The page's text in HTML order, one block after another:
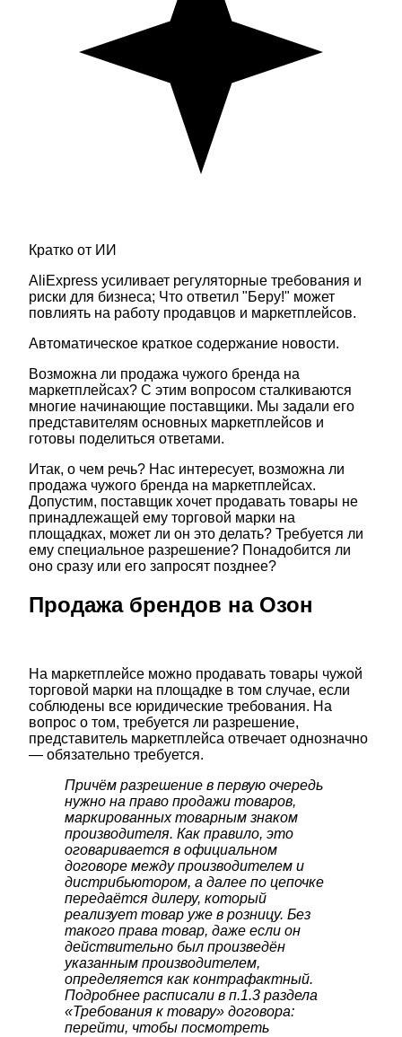
Кратко от ИИ
AliExpress усиливает регуляторные требования и
риски для бизнеса; Что ответил "Беру!" может
повлиять на работу продавцов и маркетплейсов.
Автоматическое краткое содержание новости.
Возможна ли продажа чужого бренда на
маркетплейсах? С этим вопросом сталкиваются
многие начинающие поставщики. Мы задали его
представителям основных маркетплейсов и
готовы поделиться ответами.
Итак, о чем речь? Нас интересует, возможна ли
продажа чужого бренда на маркетплейсах.
Допустим, поставщик хочет продавать товары не
принадлежащей ему торговой марки на
площадках, может ли он это делать? Требуется ли
ему специальное разрешение? Понадобится ли
оно сразу или его запросят позднее?
Продажа брендов на Озон
На маркетплейсе можно продавать товары чужой
торговой марки на площадке в том случае, если
соблюдены все юридические требования. На
вопрос о том, требуется ли разрешение,
представитель маркетплейса отвечает однозначно
— обязательно требуется.
Причём разрешение в первую очередь
нужно на право продажи товаров,
маркированных товарным знаком
производителя. Как правило, это
оговаривается в официальном
договоре между производителем и
дистрибьютором, а далее по цепочке
передаётся дилеру, который
реализует товар уже в розницу. Без
такого права товар, даже если он
действительно был произведён
указанным производителем,
определяется как контрафактный.
Подробнее расписали в п.1.3 раздела
«Требования к товару» договора:
перейти, чтобы посмотреть